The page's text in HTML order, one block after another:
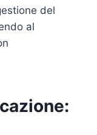
del
al